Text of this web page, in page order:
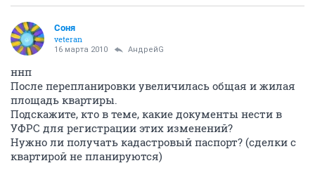
Соня
veteran
16 марта 2010 АндрейG
ннп
После перепланировки увеличилась общая и жилая
площадь квартиры.
Подскажите, кто в теме, какие документы нести в
УФРС для регистрации этих изменений?
Нужно ли получать кадастровый паспорт? (сделки с
квартирой не планируются)